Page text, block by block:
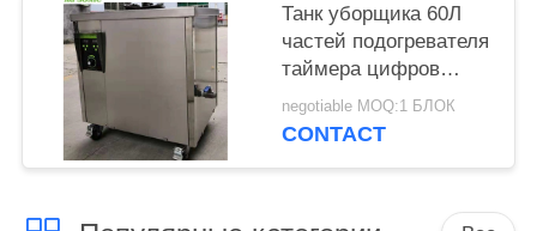
Танк уборщика 60Л
частей подогревателя
таймера цифров
промышленный
ультразвуковой с
negotiable MOQ:1 БЛОК
CONTACT